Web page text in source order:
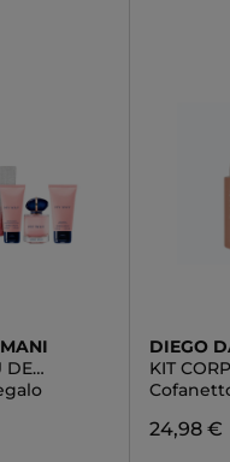
DE
DIEGO
KIT
24,98 €